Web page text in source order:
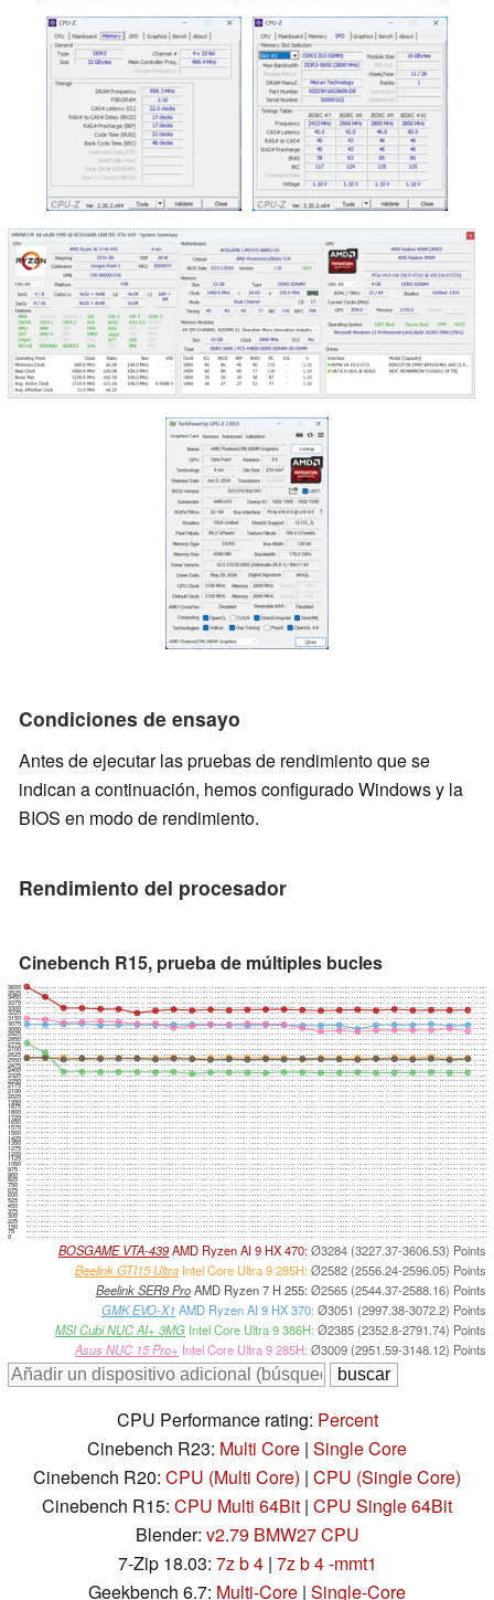
Condiciones de ensayo
Antes de ejecutar las pruebas de rendimiento que se
indican a continuación, hemos configurado Windows y la
BIOS en modo de rendimiento.
Rendimiento del procesador
Cinebench R15, prueba de múltiples bucles
0
75
150
225
300
375
450
525
600
675
750
825
900
975
1050
1125
1200
1275
1350
1425
1500
1575
1650
1725
1800
1875
1950
2025
2100
2175
2250
2325
2400
2475
2550
2625
2700
2775
2850
2925
3000
3075
3150
3225
3300
3375
3450
3525
3600
BOSGAME VTA-439AMD Ryzen AI 9 HX 470:Ø3284 (3227.37-3606.53) Points
Beelink GTI15 Ultra Intel Core Ultra 9 285H:Ø2582 (2556.24-2596.05) Points
Beelink SER9 ProAMD Ryzen 7 H 255: Ø2565 (2544.37-2588.16) Points
GMK EVO-X1 AMD Ryzen AI 9 HX 370: Ø3051 (2997.38-3072.2) Points
MSI Cubi NUC AI+ 3MG Intel Core Ultra 9 386H: Ø2385 (2352.8-2791.74) Points
Asus NUC 15 Pro+ Intel Core Ultra 9 285H: Ø3009 (2951.59-3148.12) Points
CPU Performance rating: Percent
Cinebench R23: Multi Core | Single Core
Cinebench R20: CPU (Multi Core) | CPU (Single Core)
Cinebench R15: CPU Multi 64Bit | CPU Single 64Bit
Blender: v2.79 BMW27 CPU
7-Zip 18.03: 7z b 4| 7z b 4 -mmt1
Geekbench 6.7: Multi-Core | Single-Core